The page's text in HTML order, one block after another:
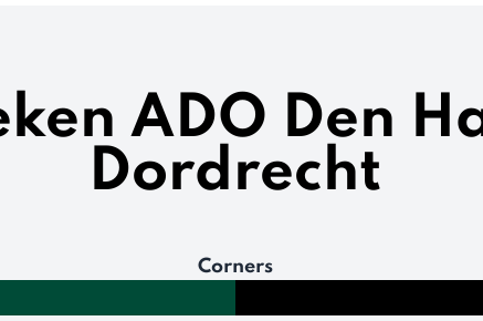
ADO Den
Dordrecht
Corners